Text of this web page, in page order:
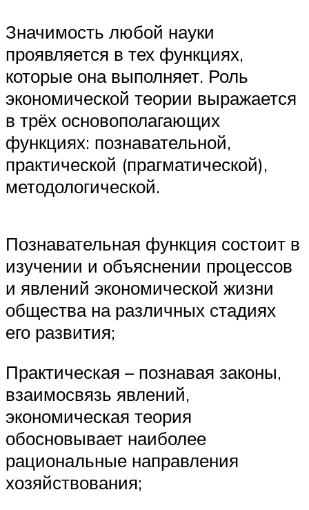
Значимость любой науки
проявляется в тех функциях,
которые она выполняет. Роль
экономической теории выражается
в трёх основополагающих
функциях: познавательной,
практической (прагматической),
методологической.
Познавательная функция состоит в
изучении и объяснении процессов
и явлений экономической жизни
общества на различных стадиях
его развития;
Практическая – познавая законы,
взаимосвязь явлений,
экономическая теория
обосновывает наиболее
рациональные направления
хозяйствования;